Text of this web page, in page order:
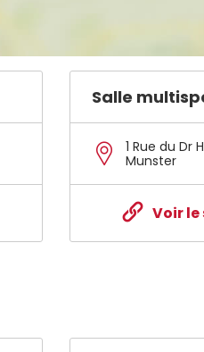
Salle
1 Rue du Dr
Munster
Voir le